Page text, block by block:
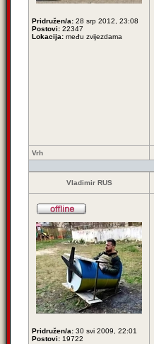
Pridružen/a: 28 srp 2012, 23:08
Postovi: 22347
Lokacija: među zvijezdama
Vrh
Vladimir RUS
Pridružen/a: 30 svi 2009, 22:01
Postovi: 19722